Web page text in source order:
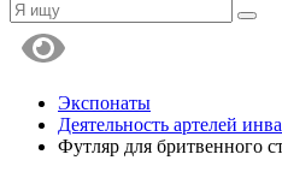
Экспонаты
Деятельность артелей
Футляр для бритвенного